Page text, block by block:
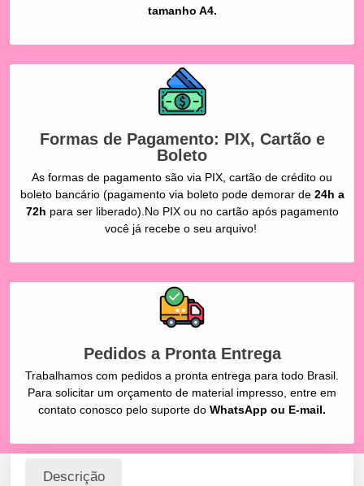
tamanho A4.
Formas de Pagamento: PIX, Cartão e
Boleto
As formas de pagamento são via PIX, cartão de crédito ou
boleto bancário (pagamento via boleto pode demorar de 24h a
72h para ser liberado).No PIX ou no cartão após pagamento
você já recebe o seu arquivo!
Pedidos a Pronta Entrega
Trabalhamos com pedidos a pronta entrega para todo Brasil.
Para solicitar um orçamento de material impresso, entre em
contato conosco pelo suporte do WhatsApp ou E-mail.
Descrição